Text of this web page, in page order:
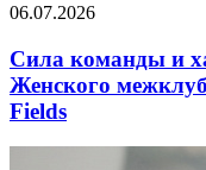
06.07.2026
Сила команды и
Женского
Fields